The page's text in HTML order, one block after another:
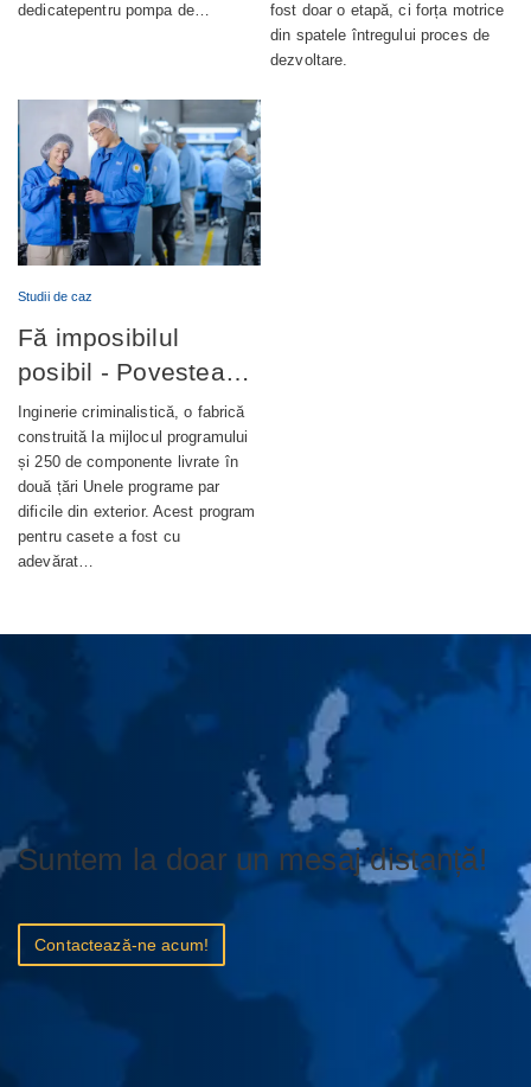
dedicatepentru pompa de…
fost doar o etapă, ci forța motrice
din spatele întregului proces de
dezvoltare.
Studii de caz
Fă imposibilul
posibil - Povestea
completă din spatele
unui terminal bancar
de autoservire de
nouă generație
Inginerie criminalistică, o fabrică
construită la mijlocul programului
și 250 de componente livrate în
două țări Unele programe par
dificile din exterior. Acest program
pentru casete a fost cu
adevărat…
Suntem la doar un mesaj distanță!
Contactează-ne acum!